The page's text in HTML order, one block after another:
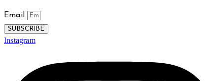
Email
SUBSCRIBE
Instagram